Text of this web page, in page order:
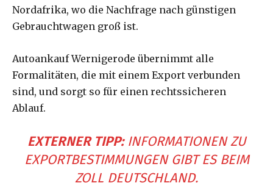
Nordafrika, wo die Nachfrage nach günstigen
Gebrauchtwagen groß ist.
Autoankauf Wernigerode übernimmt alle
Formalitäten, die mit einem Export verbunden
sind, und sorgt so für einen rechtssicheren
Ablauf.
EXTERNER TIPP:INFORMATIONEN ZU
EXPORTBESTIMMUNGEN GIBT ES BEIM
ZOLL DEUTSCHLAND.